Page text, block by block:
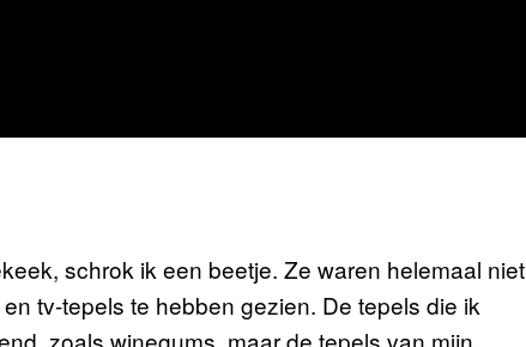
schrok ik een beetje. Ze waren helemaal niet
tv-tepels te hebben gezien. De tepels die ik